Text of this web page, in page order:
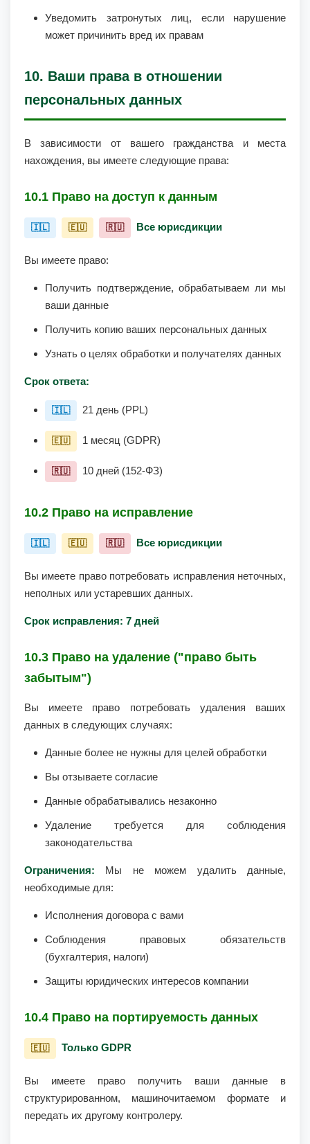
Уведомить затронутых лиц, если нарушение
может причинить вред их правам
10. Ваши права в отношении
персональных данных
В зависимости от вашего гражданства и места
нахождения, вы имеете следующие права:
10.1 Право на доступ к данным
🇮🇱 🇪🇺 🇷🇺 Все юрисдикции
Вы имеете право:
Получить подтверждение, обрабатываем ли мы
ваши данные
Получить копию ваших персональных данных
Узнать о целях обработки и получателях данных
Срок ответа:
🇮🇱 21 день (PPL)
🇪🇺 1 месяц (GDPR)
🇷🇺 10 дней (152-ФЗ)
10.2 Право на исправление
🇮🇱 🇪🇺 🇷🇺 Все юрисдикции
Вы имеете право потребовать исправления неточных,
неполных или устаревших данных.
Срок исправления: 7 дней
10.3 Право на удаление ("право быть
забытым")
Вы имеете право потребовать удаления ваших
данных в следующих случаях:
Данные более не нужны для целей обработки
Вы отзываете согласие
Данные обрабатывались незаконно
Удаление требуется для соблюдения
законодательства
Ограничения: Мы не можем удалить данные,
необходимые для:
Исполнения договора с вами
Соблюдения правовых обязательств
(бухгалтерия, налоги)
Защиты юридических интересов компании
10.4 Право на портируемость данных
🇪🇺 Только GDPR
Вы имеете право получить ваши данные в
структурированном, машиночитаемом формате и
передать их другому контролеру.